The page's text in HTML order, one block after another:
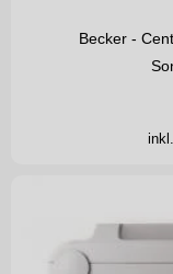
Becker -